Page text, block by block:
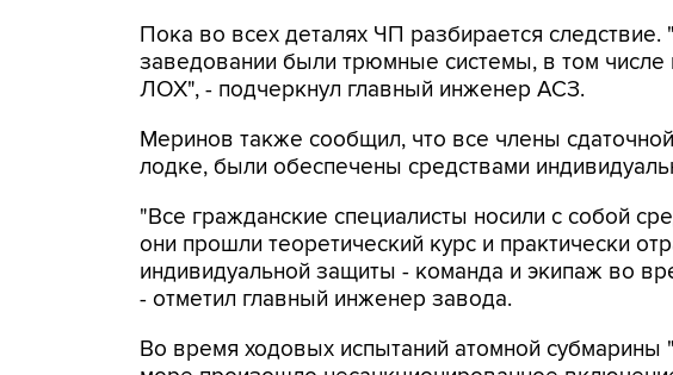
Пока во всех деталях ЧП разбирается
заведовании были трюмные системы, в том числе
ЛОХ", - подчеркнул главный инженер АСЗ.
Меринов также сообщил, что все члены
лодке, были обеспечены средствами
"Все гражданские специалисты носили с собой
они прошли теоретический курс и практически
индивидуальной защиты - команда и экипаж во
- отметил главный инженер завода.
Во время ходовых испытаний атомной